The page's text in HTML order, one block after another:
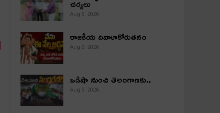
చర్యలు
Aug 6, 2026
రాజకీయ దివాళాకోరుతనం
Aug 6, 2026
ఒడిషా నుంచి తెలంగాణ‌కు..
Aug 6, 2026